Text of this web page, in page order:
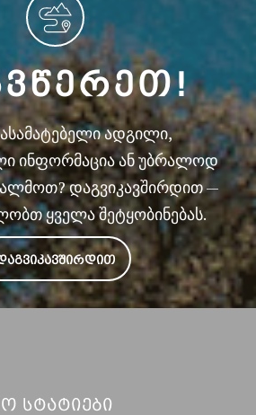
ადგილი,
ინფორმაცია ან უბრალოდ
დაგვიკავშირდით —
ყველა შეტყობინებას.
Სტატიები